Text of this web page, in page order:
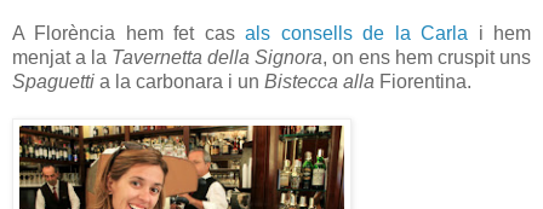
A Florència hem fet casals consells de la Carla i hem
menjat a la Tavernetta della Signora, on ens hem cruspit uns
Spaguetti a la carbonara i un Bistecca alla Fiorentina.